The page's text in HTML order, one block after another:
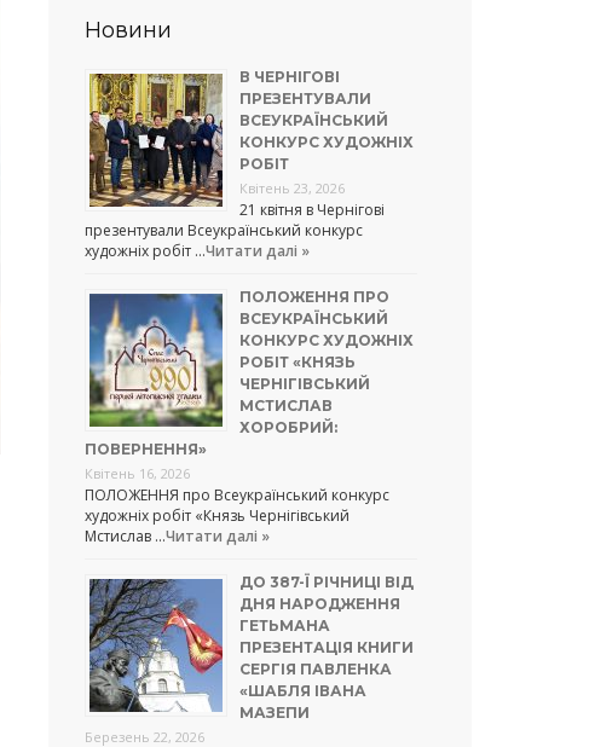
Новини
В ЧЕРНІГОВІ
ПРЕЗЕНТУВАЛИ
ВСЕУКРАЇНСЬКИЙ
КОНКУРС ХУДОЖНІХ
РОБІТ
Квітень 23, 2026
21 квітня в Чернігові
презентували Всеукраїнський конкурс
художніх робіт …Читати далі »
ПОЛОЖЕННЯ ПРО
ВСЕУКРАЇНСЬКИЙ
КОНКУРС ХУДОЖНІХ
РОБІТ «КНЯЗЬ
ЧЕРНІГІВСЬКИЙ
МСТИСЛАВ
ХОРОБРИЙ:
ПОВЕРНЕННЯ»
Квітень 16, 2026
ПОЛОЖЕННЯ про Всеукраїнський конкурс
художніх робіт «Князь Чернігівський
Мстислав …Читати далі »
ДО 387-Ї РІЧНИЦІ ВІД
ДНЯ НАРОДЖЕННЯ
ГЕТЬМАНА
ПРЕЗЕНТАЦІЯ КНИГИ
СЕРГІЯ ПАВЛЕНКА
«ШАБЛЯ ІВАНА
МАЗЕПИ
Березень 22, 2026